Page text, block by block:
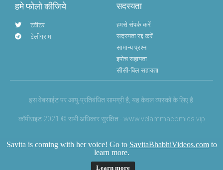
हमे फोलो कीजिये
टवीटर
टेलीग्राम
सदस्यता
हमसे संपर्क करें
सदस्यता रद्द करें
सामान्य प्रश्न
इपोच सहायता
सीसी-बिल सहायता
इस वेबसाईट पर आयु-प्रतिबंधित सामग्री है, यह केवल व्यस्कों के लिए है.
कॉपीराइट 2021 © सभी अधिकार सुरक्षित - www.velammacomics.vip
Savita is coming with her voice! Go to SavitaBhabhiVideos.comto
learn more.
Learn more